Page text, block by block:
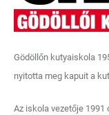
Gödöllőn kutyaiskola
nyitotta meg kapuit a
Az iskola vezetője 1991